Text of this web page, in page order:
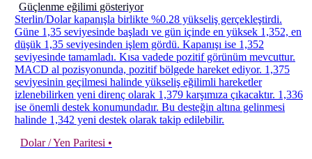
Güçlenme eğilimi gösteriyor
Sterlin/Dolar kapanışla birlikte %0.28 yükseliş gerçekleştirdi.
Güne 1,35 seviyesinde başladı ve gün içinde en yüksek 1,352, en
düşük 1,35 seviyesinden işlem gördü. Kapanışı ise 1,352
seviyesinde tamamladı. Kısa vadede pozitif görünüm mevcuttur.
MACD al pozisyonunda, pozitif bölgede hareket ediyor. 1,375
seviyesinin geçilmesi halinde yükseliş eğilimli hareketler
izlenebilirken yeni direnç olarak 1,379 karşımıza çıkacaktır. 1,336
ise önemli destek konumundadır. Bu desteğin altına gelinmesi
halinde 1,342 yeni destek olarak takip edilebilir.
Dolar / Yen Paritesi •